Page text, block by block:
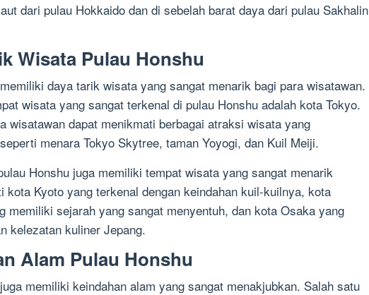
dari pulau Hokkaido dan di sebelah barat daya dari pulau Sakhalin
Wisata Pulau Honshu
daya tarik wisata yang sangat menarik bagi para wisatawan.
wisata yang sangat terkenal di pulau Honshu adalah kota Tokyo.
wisatawan dapat menikmati berbagai atraksi wisata yang
menara Tokyo Skytree, taman Yoyogi, dan Kuil Meiji.
Honshu juga memiliki tempat wisata yang sangat menarik
kota Kyoto yang terkenal dengan keindahan kuil-kuilnya, kota
memiliki sejarah yang sangat menyentuh, dan kota Osaka yang
kelezatan kuliner Jepang.
Alam Pulau Honshu
memiliki keindahan alam yang sangat menakjubkan. Salah satu